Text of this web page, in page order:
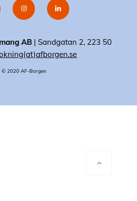
AB| Sandgatan 2, 223 50
© 2020 AF-Borgen